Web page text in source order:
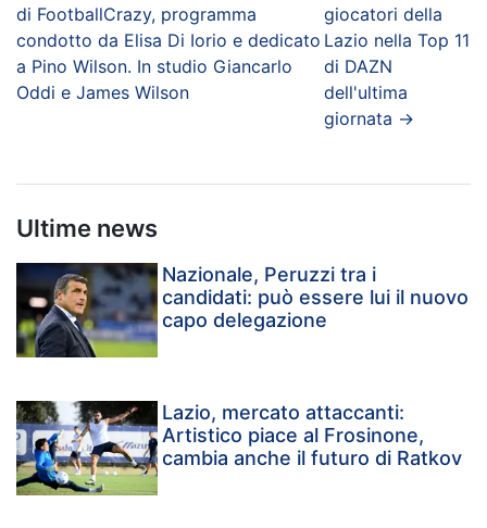
di FootballCrazy, programma
condotto da Elisa Di Iorio e dedicato
a Pino Wilson. In studio Giancarlo
Oddi e James Wilson
giocatori della
Lazio nella Top 11
di DAZN
dell'ultima
giornata →
Ultime news
Nazionale, Peruzzi tra i
candidati: può essere lui il nuovo
capo delegazione
Lazio, mercato attaccanti:
Artistico piace al Frosinone,
cambia anche il futuro di Ratkov